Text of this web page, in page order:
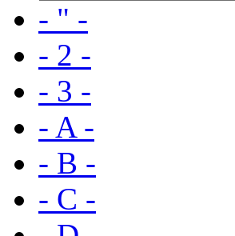
- " -
- 2 -
- 3 -
- A -
- B -
- C -